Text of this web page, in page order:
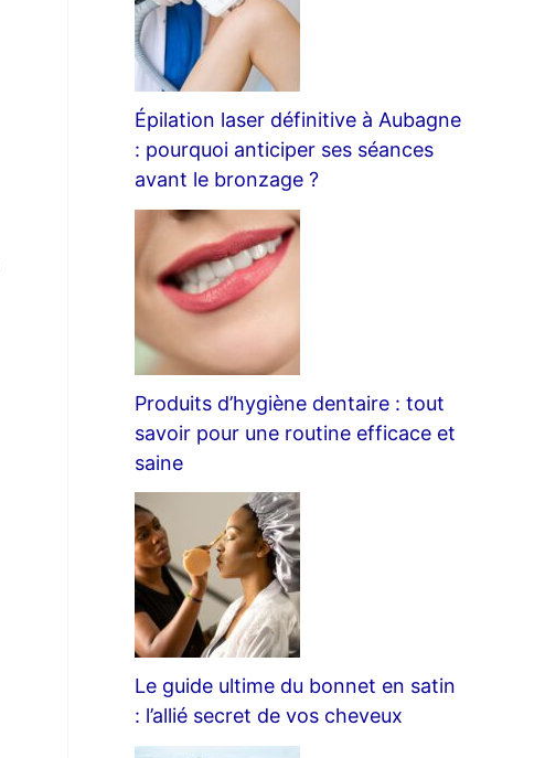
Épilation laser définitive à Aubagne
: pourquoi anticiper ses séances
avant le bronzage ?
Produits d’hygiène dentaire : tout
savoir pour une routine efficace et
saine
Le guide ultime du bonnet en satin
: l’allié secret de vos cheveux